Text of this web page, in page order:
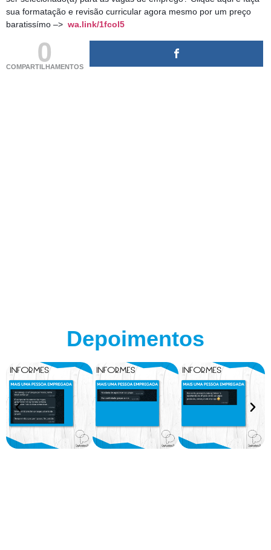
sua formatação e revisão curricular agora mesmo por um preço
baratissímo –> wa.link/1fcol5
0
COMPARTILHAMENTOS
Depoimentos